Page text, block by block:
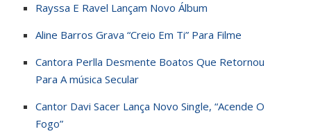
Rayssa E Ravel Lançam Novo Álbum
Aline Barros Grava “Creio Em Ti” Para Filme
Cantora Perlla Desmente Boatos Que Retornou
Para A música Secular
Cantor Davi Sacer Lança Novo Single, “Acende O
Fogo”